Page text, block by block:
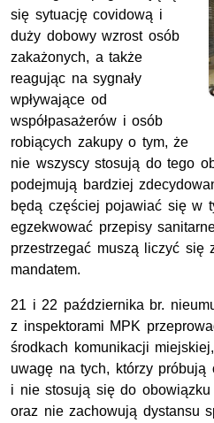
się sytuację covidową i
duży dobowy wzrost osób
zakażonych, a także
reagując na sygnały
wpływające od
współpasażerów i osób
robiących zakupy o tym, że
nie wszyscy stosują do tego
podejmują bardziej
będą częściej pojawiać się w
egzekwować przepisy
przestrzegać muszą liczyć się
mandatem.
21 i 22 października br.
z inspektorami MPK
środkach komunikacji
uwagę na tych, którzy próbują
i nie stosują się do
oraz nie zachowują dystansu